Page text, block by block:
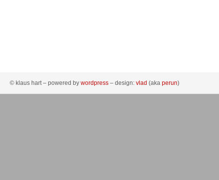
© klaus hart – powered by wordpress – design: vlad (aka perun)